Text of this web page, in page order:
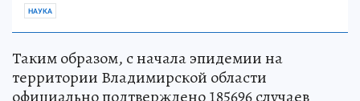
НАУКА
Таким образом, с начала эпидемии на
территории Владимирской области